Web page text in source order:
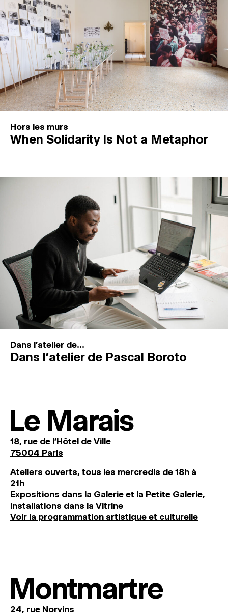
Hors les murs
When Solidarity Is Not a Metaphor
Dans l'atelier de...
Dans l’atelier de Pascal Boroto
Le Marais
18, rue de l'Hôtel de Ville
75004 Paris
Ateliers ouverts, tous les mercredis de 18h à
21h
Expositions dans la Galerie et la Petite Galerie,
installations dans la Vitrine
Voir la programmation artistique et culturelle
Montmartre
24, rue Norvins